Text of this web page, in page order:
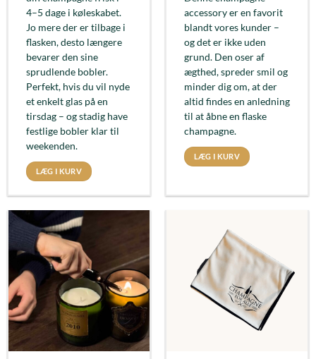
4–5 dage i køleskabet.
Jo mere der er tilbage i
flasken, desto længere
bevarer den sine
sprudlende bobler.
Perfekt, hvis du vil nyde
et enkelt glas på en
tirsdag – og stadig have
festlige bobler klar til
weekenden.
LÆG I KURV
accessory er en favorit
blandt vores kunder –
og det er ikke uden
grund. Den oser af
ægthed, spreder smil og
minder dig om, at der
altid findes en anledning
til at åbne en flaske
champagne.
LÆG I KURV